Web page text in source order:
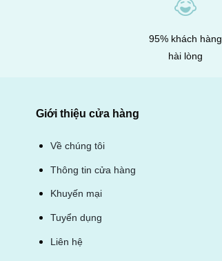
95% khách hàng
hài lòng
Giới thiệu cửa hàng
Về chúng tôi
Thông tin cửa hàng
Khuyến mại
Tuyển dụng
Liên hệ